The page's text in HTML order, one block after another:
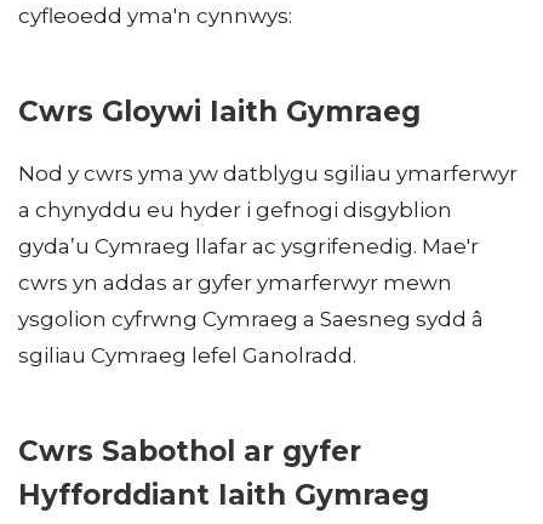
cyfleoedd yma'n cynnwys:
Cwrs Gloywi Iaith Gymraeg
Nod y cwrs yma yw datblygu sgiliau ymarferwyr
a chynyddu eu hyder i gefnogi disgyblion
gyda’u Cymraeg llafar ac ysgrifenedig. Mae'r
cwrs yn addas ar gyfer ymarferwyr mewn
ysgolion cyfrwng Cymraeg a Saesneg sydd â
sgiliau Cymraeg lefel Ganolradd.
Cwrs Sabothol ar gyfer
Hyfforddiant Iaith Gymraeg